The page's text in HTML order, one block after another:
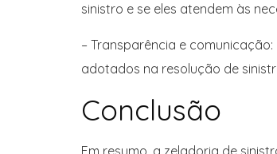
sinistro e se eles atendem às
– Transparência e
adotados na resolução de
Conclusão
Em resumo, a zeladoria de